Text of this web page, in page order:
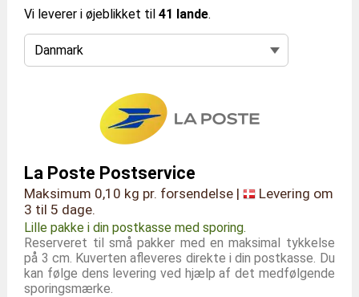
Vi leverer i øjeblikket til41 lande.
La Poste Postservice
Maksimum 0,10 kg pr. forsendelse |
Levering om
3 til 5 dage.
Lille pakke i din postkasse med sporing.
Reserveret til små pakker med en maksimal tykkelse
på 3 cm. Kuverten afleveres direkte i din postkasse. Du
kan følge dens levering ved hjælp af det medfølgende
sporingsmærke.